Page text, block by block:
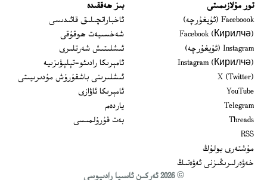
تور مۇلازىمىتى
Faceboook (ئۇيغۇرچە)
Opens in new window
Facebook (Кирилчә)
Opens in new window
Instagram (ئۇيغۇرچە)
Opens in new window
Instagram (Кирилчә)
Opens in new window
X (Twitter)
YouTube
Telegram
Threads
RSS
مۇشتەرى بولۇڭ
خەۋەرلىرىڭىزنى ئەۋەتىڭ
بىز ھەققىدە
ئاخباراتچىلىق قائىدىسى
شەخسىيەت ھوقۇقى
ئىشلىتىش شەرتلىرى
ئامېرىكا رادىئو-تېلېۋىزىيە
ئىشلىرىنى باشقۇرۇش مۇدىرىيىتى
ئامېرىكا ئاۋازى
ياردەم
بەت قۇرۇلمىسى
© 2026 ئەركىن ئاسىيا رادىيوسى